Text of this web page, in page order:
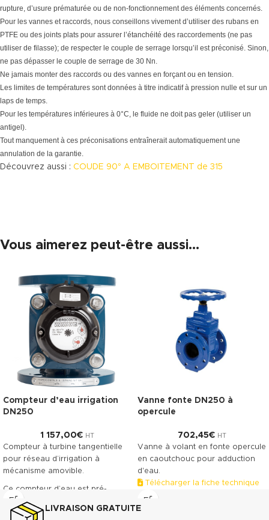
rupture, d’usure prématurée ou de non-fonctionnement des éléments concernés.
Pour les vannes et raccords, nous conseillons vivement d’utiliser des rubans en
PTFE ou des joints plats pour assurer l’étanchéité des raccordements (ne pas
utiliser de filasse); de respecter le couple de serrage lorsqu’il est préconisé. Sinon,
ne pas dépasser le couple de serrage de 30 Nn.
Ne jamais monter des raccords ou des vannes en forçant ou en tension.
Les limites de températures sont données à titre indicatif à pression nulle et sur un
laps de temps.
Pour les températures inférieures à 0°C, le fluide ne doit pas geler (utiliser un
antigel).
Tout manquement à ces préconisations entraînerait automatiquement une
annulation de la garantie.
Découvrez aussi : COUDE 90° A EMBOITEMENT de 315
Vous aimerez peut-être aussi…
Compteur d’eau irrigation
DN250
1 157,00€ HT
Compteur à turbine tangentielle
pour réseau d’irrigation à
mécanisme amovible.
Ce compteur d’eau est pré-
équipé pour recevoir la pose
d’un émetteur à impulsions.
Vanne fonte DN250 à
opercule
702,45€ HT
Vanne à volant en fonte opercule
en caoutchouc pour adduction
d'eau.
Télécharger la fiche technique
(.pdf)
LIVRAISON GRATUITE